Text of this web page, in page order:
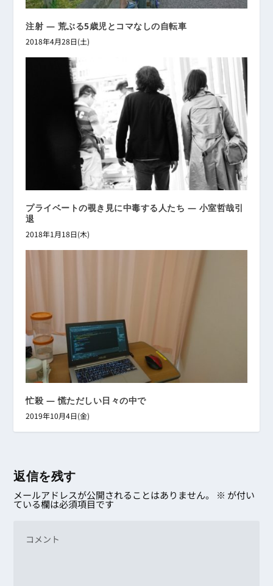
注射 ― 荒ぶる5歳児とコマなしの自転車
2018年4月28日(土)
プライベートの覗き見に中毒する人たち ― 小室哲哉引
退
2018年1月18日(木)
忙殺 ― 慌ただしい日々の中で
2019年10月4日(金)
返信を残す
メールアドレスが公開されることはありません。 ※ が付い
ている欄は必須項目です